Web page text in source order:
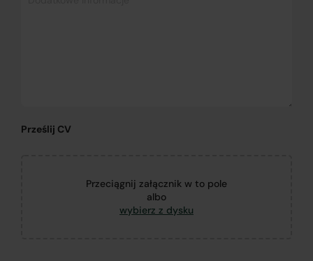
Prześlij CV
Przeciągnij załącznik w to pole
albo
wybierz z dysku